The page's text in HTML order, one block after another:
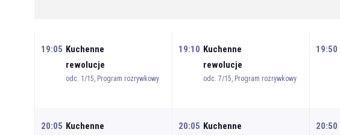
19:05 Kuchenne
rewolucje
odc. 1/15, Program rozrywkowy
19:10 Kuchenne
rewolucje
odc. 7/15, Program rozrywkowy
19:50
20:05 Kuchenne
20:05 Kuchenne
20:50